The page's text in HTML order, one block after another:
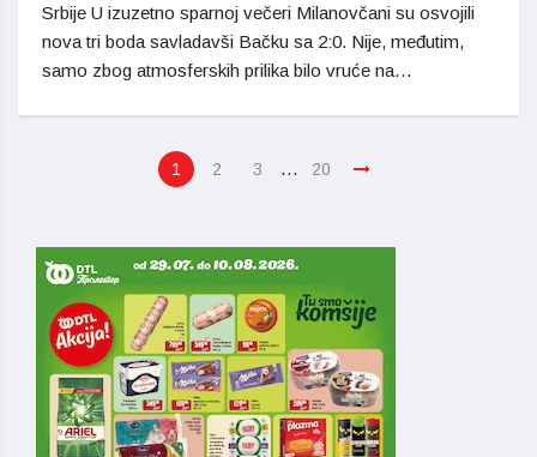
Srbije U izuzetno sparnoj večeri Milanovčani su osvojili
nova tri boda savladavši Bačku sa 2:0. Nije, međutim,
samo zbog atmosferskih prilika bilo vruće na…
1 2 3 … 20